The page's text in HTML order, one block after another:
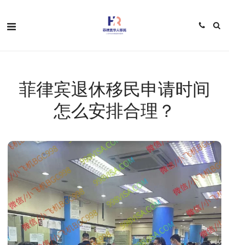
菲律宾退休移民申请时间
怎么安排合理？